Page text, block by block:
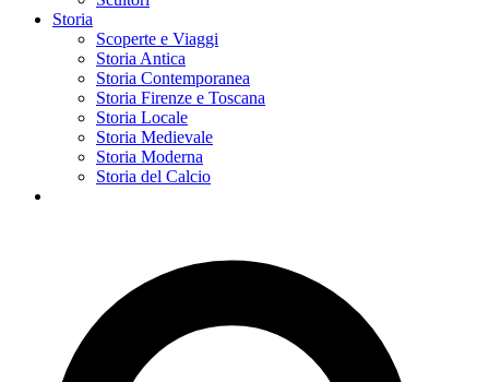
Storia
Scoperte e Viaggi
Storia Antica
Storia Contemporanea
Storia Firenze e Toscana
Storia Locale
Storia Medievale
Storia Moderna
Storia del Calcio